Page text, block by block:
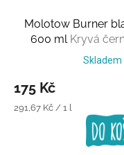
Molotow Burner
600 ml Kryvá
Skladem
175 Kč
Měrná
291,67 Kč / 1 l